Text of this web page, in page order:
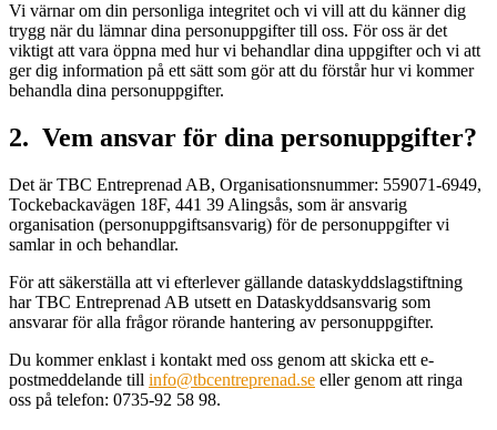
Vi värnar om din personliga integritet och vi vill att du känner dig
trygg när du lämnar dina personuppgifter till oss. För oss är det
viktigt att vara öppna med hur vi behandlar dina uppgifter och vi att
ger dig information på ett sätt som gör att du förstår hur vi kommer
behandla dina personuppgifter.
2. Vem ansvar för dina personuppgifter?
Det är TBC Entreprenad AB, Organisationsnummer: 559071-6949,
Tockebackavägen 18F, 441 39 Alingsås, som är ansvarig
organisation (personuppgiftsansvarig) för de personuppgifter vi
samlar in och behandlar.
För att säkerställa att vi efterlever gällande dataskyddslagstiftning
har TBC Entreprenad AB utsett en Dataskyddsansvarig som
ansvarar för alla frågor rörande hantering av personuppgifter.
Du kommer enklast i kontakt med oss genom att skicka ett e-
postmeddelande till info@tbcentreprenad.se eller genom att ringa
oss på telefon: 0735-92 58 98.